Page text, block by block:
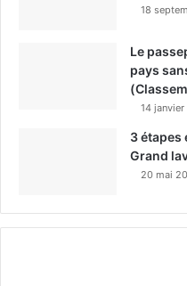
18
Le
pays
14
3 étapes
Grand
20 mai